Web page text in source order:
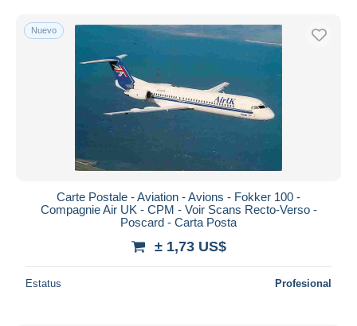
Envío gratis
Métodos de pago
PayPal
Transferencia bancaria
Visa
Bancontact
Maestro
Mundo entero
Nuevo
Carte Postale - Aviation - Avions - Fokker 100 -
Compagnie Air UK - CPM - Voir Scans Recto-Verso -
Poscard - Carta Posta
± 1,73 US$
Estatus Profesional